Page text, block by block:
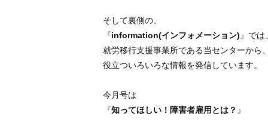
そして裏側の、
『information(インフォメーション) 』では
就労移行支援事業所である当センターから
役立ついろいろな情報を発信しています。
今月号は
『知ってほしい！障害者雇用とは？ 』